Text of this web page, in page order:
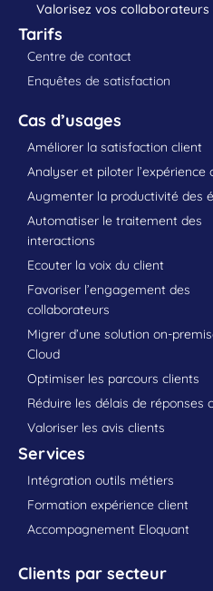
Valorisez vos
Tarifs
Centre de contact
Enquêtes de satisfaction
Cas d’usages
Améliorer la satisfaction client
Analyser et piloter l’expérience
Augmenter la productivité des
Automatiser le traitement des
interactions
Ecouter la voix du client
Favoriser l’engagement des
collaborateurs
Migrer d’une solution on-
Cloud
Optimiser les parcours clients
Réduire les délais de réponses
Valoriser les avis clients
Services
Intégration outils métiers
Formation expérience client
Accompagnement Eloquant
Clients par secteur